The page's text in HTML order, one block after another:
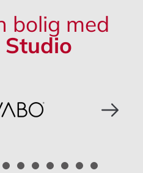
bolig med
Studio